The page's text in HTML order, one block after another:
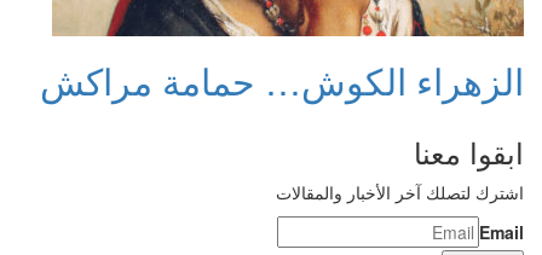
الزهراء الكوش… حمامة مراكش
ابقوا معنا
اشترك لتصلك آخر الأخبار والمقالات
Email